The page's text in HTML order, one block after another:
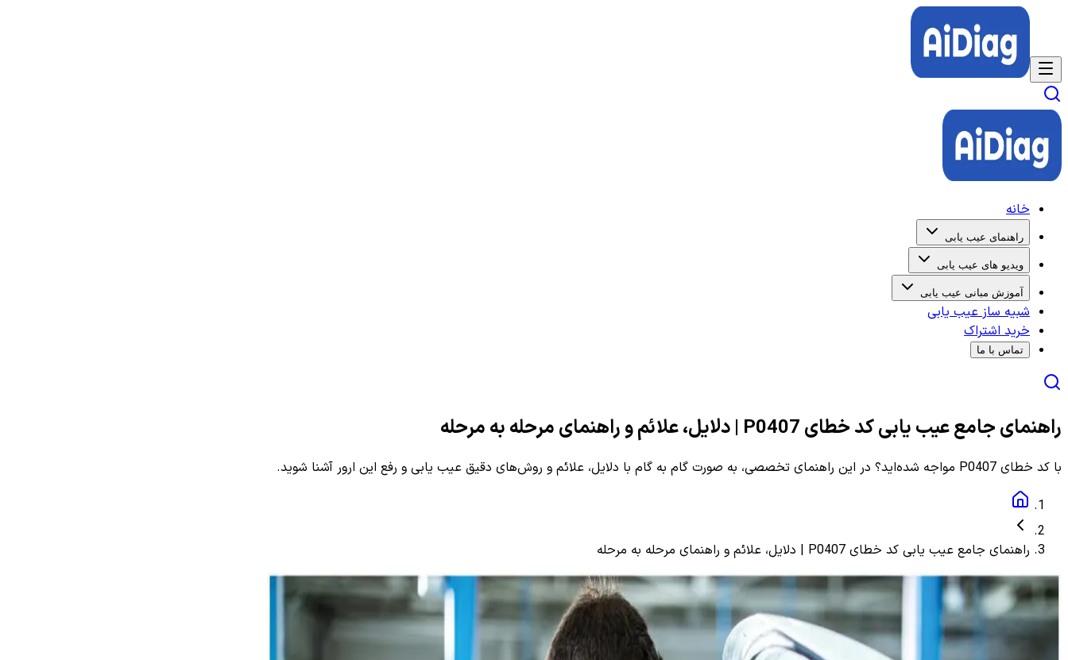
خانه
راهنمای عیب یابی
ویدیو های عیب یابی
آموزش مبانی عیب یابی
شبیه ساز عیب یابی
خرید اشتراک
تماس با ما
راهنمای جامع عیب یابی کد خطای P0407 | دلایل، علائم و راهنمای مرحله به مرحله
با کد خطای P0407 مواجه شده‌اید؟ در این راهنمای تخصصی، به صورت گام به گام با دلایل، علائم و روش‌های دقیق عیب یابی و رفع این ارور آشنا شوید.
راهنمای جامع عیب یابی کد خطای P0407 | دلایل، علائم و راهنمای مرحله به مرحله